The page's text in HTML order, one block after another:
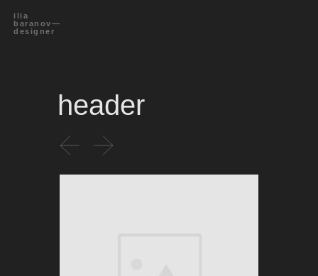
ilia
baranov—
designer
header